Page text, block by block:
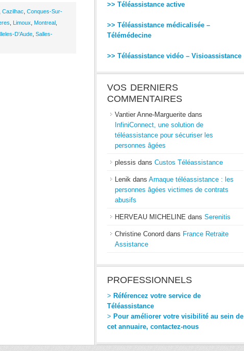
Cazilhac Conques-Sur-
Limoux Montreal
D'Aude Salles-
>> Téléassistance active
>> Téléassistance médicalisée –
Télémédecine
>> Téléassistance vidéo – Visioassistance
VOS DERNIERS
COMMENTAIRES
Vantier Anne-Marguerite dans
InfiniConnect, une solution de
téléassistance pour sécuriser les
personnes âgées
plessis dans Custos Téléassistance
Lenik dans Arnaque téléassistance : les
personnes âgées victimes de contrats
abusifs
HERVEAU MICHELINE dans Serenitis
Christine Conord dans France Retraite
Assistance
PROFESSIONNELS
> Référencez votre service de
Téléassistance
> Pour améliorer votre visibilité au sein de
cet annuaire, contactez-nous